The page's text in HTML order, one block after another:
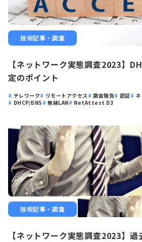
技術記事・調査
【ネットワーク実態調査2023】
定のポイント
テレワーク リモートアクセス 調査報告 認証
DHCP/DNS
無線LAN
NetAttest D3
技術記事・調査
【ネットワーク実態調査2023】